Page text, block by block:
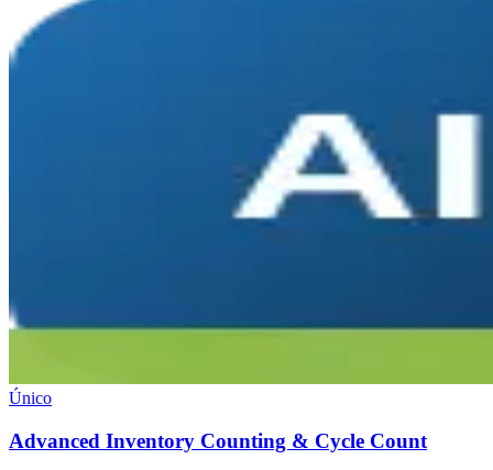
Único
Advanced Inventory Counting & Cycle Count